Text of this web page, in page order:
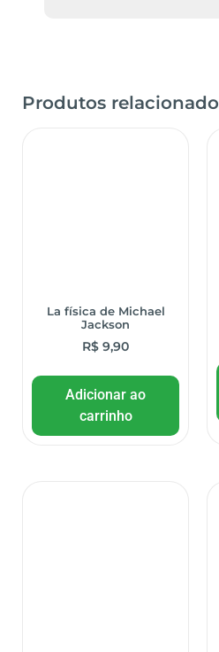
Produtos
La física de Michael
Jackson
R$ 9,90
Adicionar ao
carrinho